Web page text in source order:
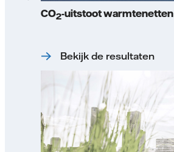
CO2-uitstoot warmtenetten
Bekijk de resultaten